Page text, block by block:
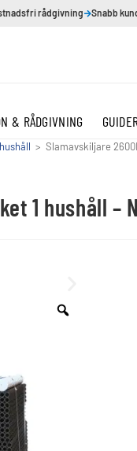
rådgivning Snabb
& RÅDGIVNING
> Slamavskiljare
1 hushåll –